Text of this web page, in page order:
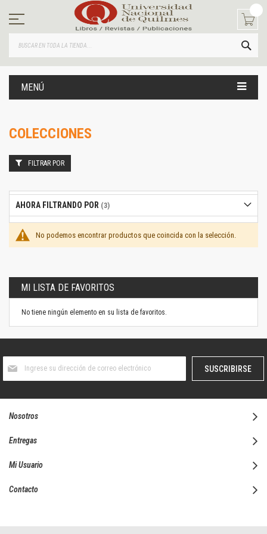
contenido
MENÚ
COLECCIONES
No podemos encontrar productos que coincida con la selección.
FILTRAR POR
AHORA FILTRANDO POR
MI LISTA DE FAVORITOS
No tiene ningún elemento en su lista de favoritos.
boletín
SUSCRIBIRSE
Nosotros
Entregas
Mi Usuario
Contacto